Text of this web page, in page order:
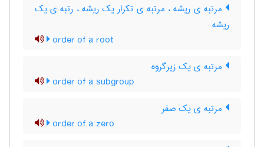
مرتبه ی ریشه ، مرتبه ی تکرار یک ریشه ، رتبه ی یک
ریشه
order of a root
مرتبه ی یک زیرگروه
order of a subgroup
مرتبه ی یک صفر
order of a zero